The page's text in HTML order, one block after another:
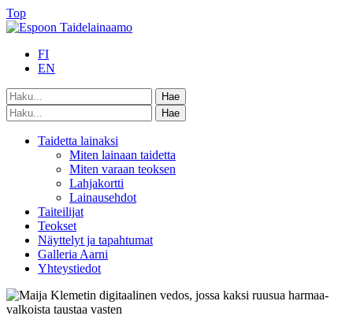
Top
FI
EN
Taidetta lainaksi
Miten lainaan taidetta
Miten varaan teoksen
Lahjakortti
Lainausehdot
Taiteilijat
Teokset
Näyttelyt ja tapahtumat
Galleria Aarni
Yhteystiedot